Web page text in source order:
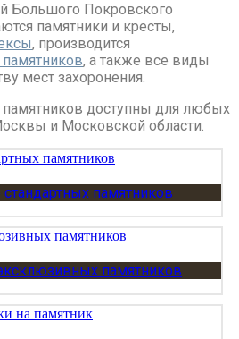
Большого Покровского
памятники и кресты,
, производится
, а также все виды
мест захоронения.
доступны для любых
и Московской области.
памятников
памятников